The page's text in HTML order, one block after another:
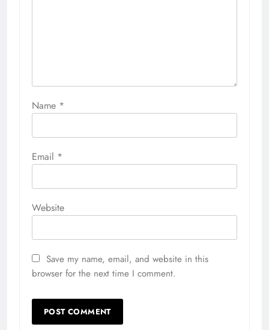
Name *
Email *
Website
Save my name, email, and website in this
browser for the next time I comment.